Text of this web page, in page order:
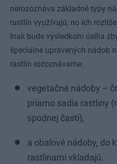
nerozoznáva základné typy
rastlín využívajú, no ich
Inak bude výsledkom úsilia
špeciálne upravených nádob
rastlín rozoznávame:
vegetačné nádoby –
priamo sadia rastliny
spodnej časti),
a obalové nádoby, do
rastlinami vkladajú.